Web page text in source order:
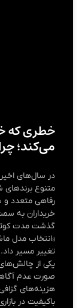
خطری که
می‌کند؛
در سال‌های
متنوع
رفاهی متعدد و
خریداران به
گذشت مدت
«انتخاب مدل
تغییر مسیر
یکی از
صورت عدم
هزینه‌های
باکیفیت در